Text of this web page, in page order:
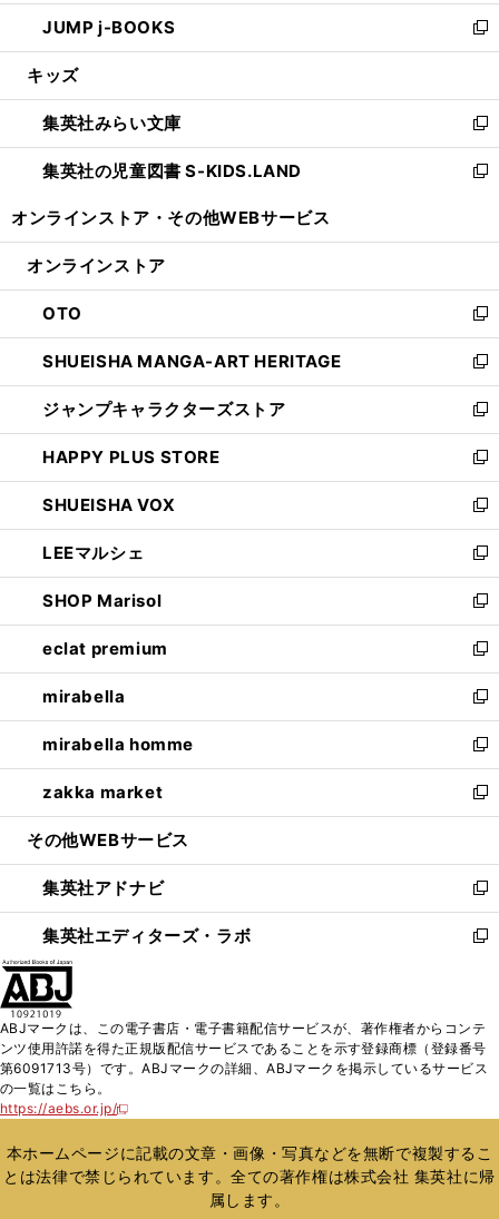
ウ
で
開
ン
ド
ウ
開
く
ウ
ィ
ン
ウ
で
開
く
し
い
ウ
ン
ド
ウ
で
JUMP j-BOOKS
新
し
ウ
ィ
ン
ド
開
キッズ
集英社みらい文庫
新
し
い
ン
ウ
で
開
く
集英社の児童図書 S-KIDS.LAND
新
ウ
ン
ド
ウ
で
開
く
オンラインストア・ その他WEBサービス
オンラインストア
OTO
新
し
い
ウ
ィ
ン
ド
ウ
で
開
く
SHUEISHA MANGA-ART HERITAGE
新
し
い
ウ
ィ
ン
ド
ウ
で
開
く
ジャンプキャラクターズストア
新
し
い
ウ
ィ
ン
ド
ウ
で
開
く
HAPPY PLUS STORE
新
し
い
ウ
ィ
ン
ド
ウ
で
開
く
SHUEISHA VOX
新
し
い
ウ
ィ
ン
ド
ウ
で
開
く
LEEマルシェ
新
し
い
ウ
ィ
ン
ド
ウ
で
開
く
SHOP Marisol
新
し
い
ウ
ィ
ン
ド
ウ
で
開
eclat premium
新
し
い
ウ
ィ
ン
ド
ウ
開
く
mirabella
新
し
い
ウ
ィ
ン
ウ
で
開
く
mirabella homme
新
し
い
ウ
ン
ド
ウ
で
zakka market
新
し
ウ
ィ
ン
ド
く
その他WEBサービス
集英社アドナビ
新
し
い
ド
ウ
で
集英社エディターズ・ラボ
新
ィ
ン
ド
開
く
ABJマークは、この電子書店・電子書籍配信サービスが、著作権者からコンテ
ンツ使用許諾を得た正規版配信サービスであることを示す登録商標（登録番号
第6091713号）です。ABJマークの詳細、ABJマークを掲示しているサービス
の一覧はこちら。
https://aebs.or.jp/
新
い
ウ
ィ
本ホームページに記載の文章・画像・写真などを無断で複製するこ
とは法律で禁じられています。全ての著作権は株式会社 集英社に帰
属します。